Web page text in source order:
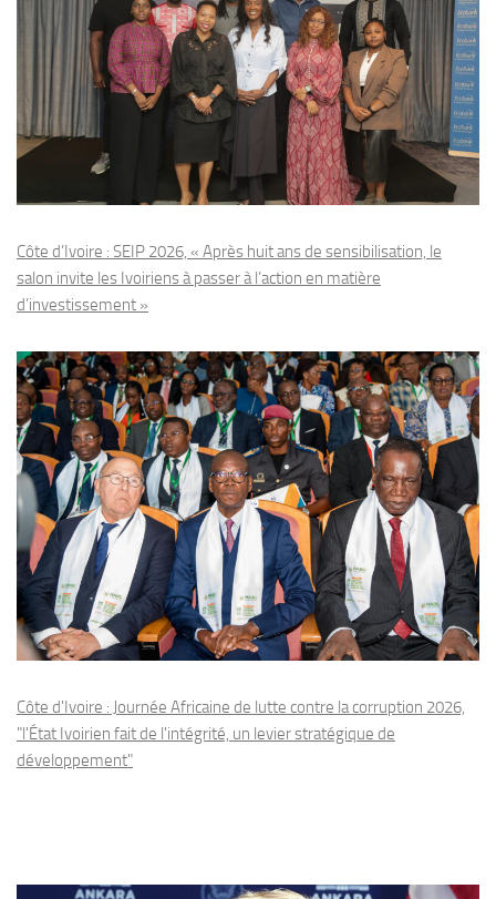
Côte d’Ivoire : SEIP 2026, « Après huit ans de sensibilisation, le
salon invite les Ivoiriens à passer à l’action en matière
d’investissement »
Côte d'Ivoire : Journée Africaine de lutte contre la corruption 2026,
"l'État Ivoirien fait de l'intégrité, un levier stratégique de
développement"